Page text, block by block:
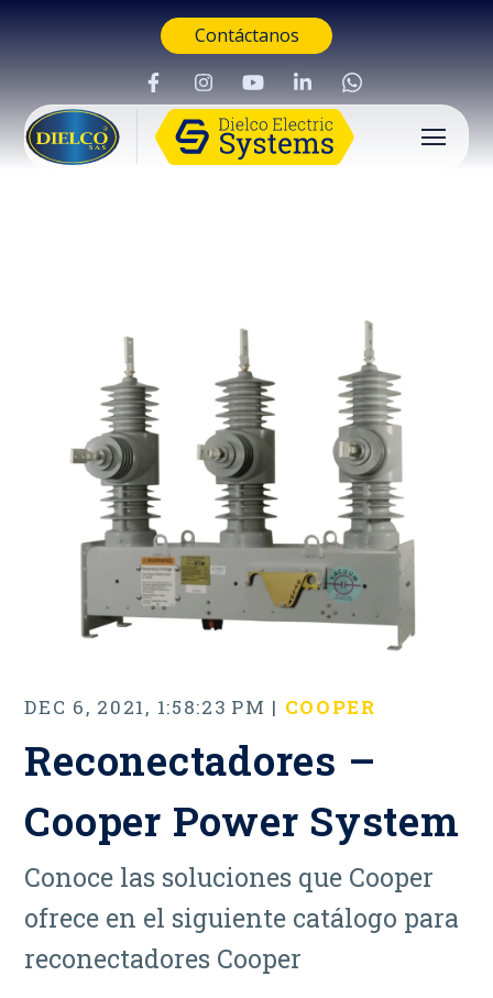
Contáctanos
DEC 6, 2021, 1:58:23 PM | COOPER
Reconectadores –
Cooper Power System
Conoce las soluciones que Cooper
ofrece en el siguiente catálogo para
reconectadores Cooper